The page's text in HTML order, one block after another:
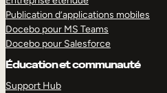
Publication d’applications mobiles
Docebo pour MS Teams
Docebo pour Salesforce
Éducation et communauté
Support Hub